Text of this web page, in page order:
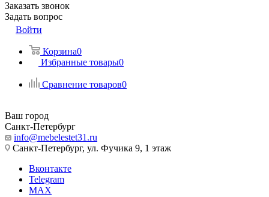
Заказать звонок
Задать вопрос
Войти
Корзина0
Избранные товары0
Сравнение товаров0
Ваш город
Санкт-Петербург
info@mebelestet31.ru
Санкт-Петербург, ул. Фучика 9, 1 этаж
Вконтакте
Telegram
MAX